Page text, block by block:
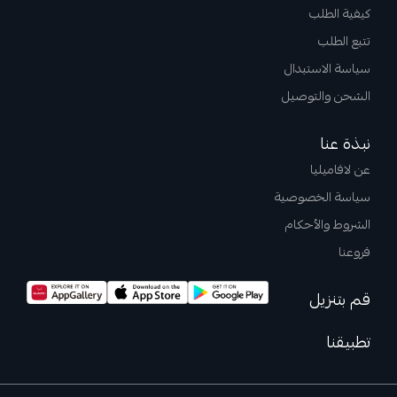
كيفية الطلب
تتبع الطلب
سياسة الاستبدال
الشحن والتوصيل
نبذة عنا
عن لافاميليا
سياسة الخصوصية
الشروط والأحكام
فروعنا
قم بتنزيل
تطبيقنا